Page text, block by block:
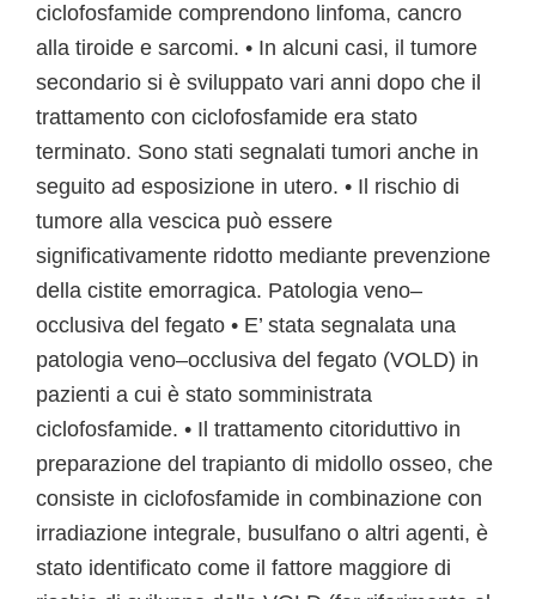
ciclofosfamide comprendono linfoma, cancro
alla tiroide e sarcomi. • In alcuni casi, il tumore
secondario si è sviluppato vari anni dopo che il
trattamento con ciclofosfamide era stato
terminato. Sono stati segnalati tumori anche in
seguito ad esposizione in utero. • Il rischio di
tumore alla vescica può essere
significativamente ridotto mediante prevenzione
della cistite emorragica. Patologia veno–
occlusiva del fegato • E’ stata segnalata una
patologia veno–occlusiva del fegato (VOLD) in
pazienti a cui è stato somministrata
ciclofosfamide. • Il trattamento citoriduttivo in
preparazione del trapianto di midollo osseo, che
consiste in ciclofosfamide in combinazione con
irradiazione integrale, busulfano o altri agenti, è
stato identificato come il fattore maggiore di